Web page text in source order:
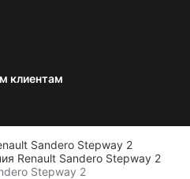
клиентам
Sandero Stepway 2
Renault Sandero Stepway 2
Stepway 2